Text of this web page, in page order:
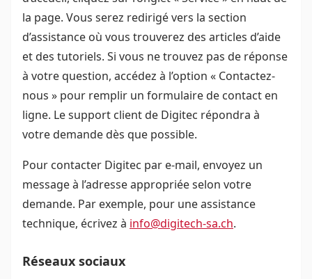
la page. Vous serez redirigé vers la section
d’assistance où vous trouverez des articles d’aide
et des tutoriels. Si vous ne trouvez pas de réponse
à votre question, accédez à l’option « Contactez-
nous » pour remplir un formulaire de contact en
ligne. Le support client de Digitec répondra à
votre demande dès que possible.
Pour contacter Digitec par e-mail, envoyez un
message à l’adresse appropriée selon votre
demande. Par exemple, pour une assistance
technique, écrivez à info@digitech-sa.ch.
Réseaux sociaux